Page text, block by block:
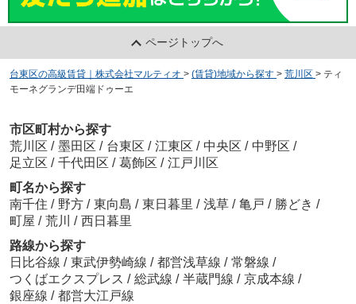
ページトップへ
台東区の高級賃貸｜株式会社マルティオ > (賃貸)地域から探す > 荒川区 > ティ
モーネグランデ田端ドゥーエ
市区町村から探す
荒川区 / 墨田区 / 台東区 / 江東区 / 中央区 / 中野区 /
足立区 / 千代田区 / 葛飾区 / 江戸川区
町名から探す
南千住 / 野方 / 東向島 / 東日暮里 / 浅草 / 亀戸 / 勝どき /
町屋 / 荒川 / 西日暮里
路線から探す
日比谷線 / 東武伊勢崎線 / 都営浅草線 / 常磐線 /
つくばエクスプレス / 総武線 / 半蔵門線 / 京成本線 /
銀座線 / 都営大江戸線